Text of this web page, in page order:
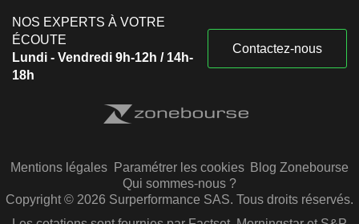
NOS EXPERTS À VOTRE
ÉCOUTE
Lundi - Vendredi 9h-12h / 14h-
18h
Contactez-nous
Mentions légales Paramétrer les cookies Blog Zonebourse
Qui sommes-nous ?
Copyright © 2026 Surperformance SAS. Tous droits réservés.